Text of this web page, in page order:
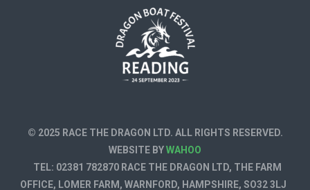
© 2025 RACE THE DRAGON LTD. ALL RIGHTS RESERVED.
WEBSITE BYWAHOO
TEL: 02381 782870 RACE THE DRAGON LTD, THE FARM
OFFICE, LOMER FARM, WARNFORD, HAMPSHIRE, SO32 3LJ